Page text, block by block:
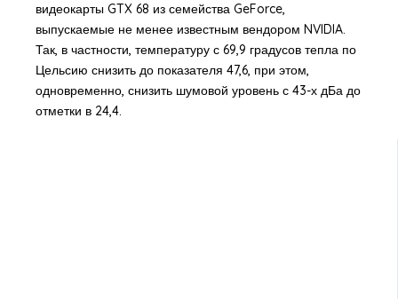
видеокарты GTX 68 из семейства GeForce,
выпускаемые не менее известным вендором NVIDIA.
Так, в частности, температуру с 69,9 градусов тепла по
Цельсию снизить до показателя 47,6, при этом,
одновременно, снизить шумовой уровень с 43-х дБа до
отметки в 24,4.